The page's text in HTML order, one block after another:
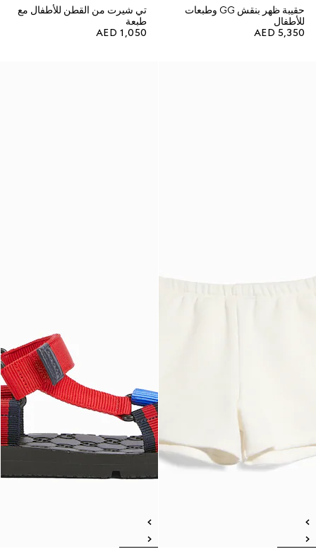
حقيبة ظهر بنقش GG وطبعات
للأطفال
AED 5,350
تي شيرت من القطن للأطفال مع
طبعة
AED 1,050